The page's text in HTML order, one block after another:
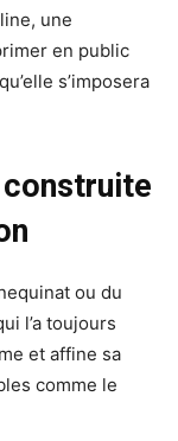
une
en public
s’imposera
ou du
l’a toujours
et affine sa
comme le